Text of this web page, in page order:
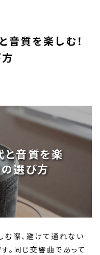
音質を楽しむ！
と音質を楽
の選び方
む際、避けて通れない
。同じ交響曲であって